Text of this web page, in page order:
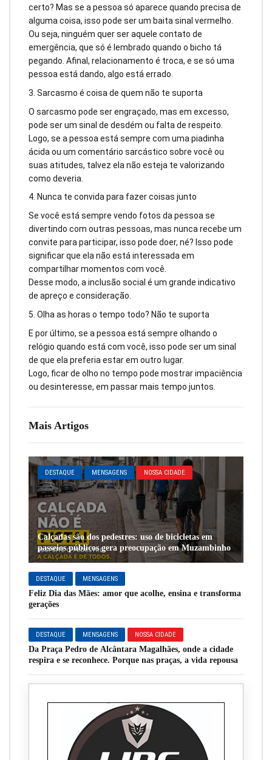
Mais Artigos
DESTAQUE MENSAGENS NOSSA CIDADE
Calçadas são dos pedestres: uso de bicicletas em
passeios públicos gera preocupação em Muzambinho
DESTAQUE MENSAGENS
Feliz Dia das Mães: amor que acolhe, ensina e transforma
gerações
DESTAQUE MENSAGENS NOSSA CIDADE
Da Praça Pedro de Alcântara Magalhães, onde a cidade
respira e se reconhece. Porque nas praças, a vida repousa
certo? Mas se a pessoa só aparece quando precisa de
alguma coisa, isso pode ser um baita sinal vermelho.
Ou seja, ninguém quer ser aquele contato de
emergência, que só é lembrado quando o bicho tá
pegando. Afinal, relacionamento é troca, e se só uma
pessoa está dando, algo está errado.
3. Sarcasmo é coisa de quem não te suporta
O sarcasmo pode ser engraçado, mas em excesso,
pode ser um sinal de desdém ou falta de respeito.
Logo, se a pessoa está sempre com uma piadinha
ácida ou um comentário sarcástico sobre você ou
suas atitudes, talvez ela não esteja te valorizando
como deveria.
4. Nunca te convida para fazer coisas junto
Se você está sempre vendo fotos da pessoa se
divertindo com outras pessoas, mas nunca recebe um
convite para participar, isso pode doer, né? Isso pode
significar que ela não está interessada em
compartilhar momentos com você.
Desse modo, a inclusão social é um grande indicativo
de apreço e consideração.
5. Olha as horas o tempo todo? Não te suporta
E por último, se a pessoa está sempre olhando o
relógio quando está com você, isso pode ser um sinal
de que ela preferia estar em outro lugar.
Logo, ficar de olho no tempo pode mostrar impaciência
ou desinteresse, em passar mais tempo juntos.